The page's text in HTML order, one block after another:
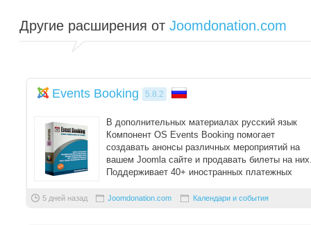
Другие расширения от Joomdonation.com
Events Booking 5.8.2
В дополнительных материалах русский язык
Компонент OS Events Booking помогает
создавать анонсы различных мероприятий на
вашем Joomla сайте и продавать билеты на
Поддерживает 40+ иностранных платежных
5 дней назад Joomdonation.com Календари и события